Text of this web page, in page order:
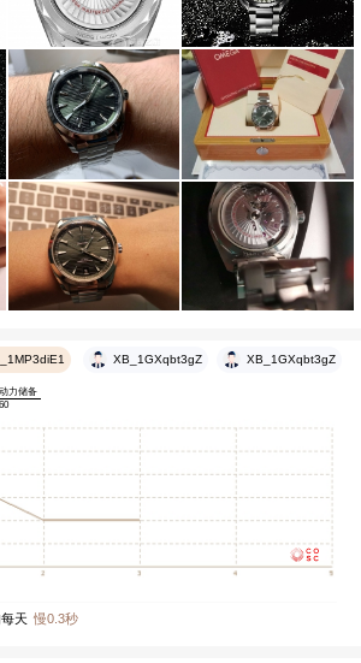
XB_1GXqbt3gZ XB_1GXqbt3gZ
动力储备
60
天 慢0.3秒